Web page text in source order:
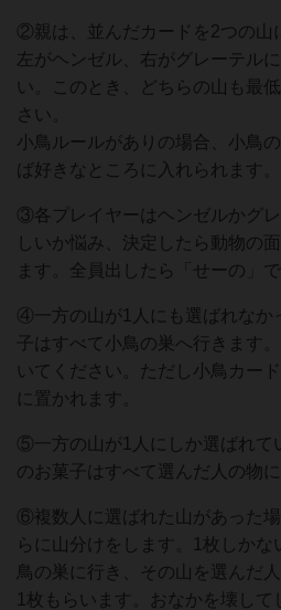
②親は、並んだカードを2つの山
左がヘンゼル、右がグレーテル
い。このとき、どちらの山も最
さい。
小鳥ルールがありの場合、小鳥
ば好きなところに入れられます。
③各プレイヤーはヘンゼルかグ
しいか悩み、決定したら動物の
ます。全員出したら「せーの」
④一方の山が1人にも選ばれなか
子はすべて小鳥の巣へ行きます
いてください。ただし小鳥カー
に置かれます。
⑤一方の山が1人にしか選ばれて
のお菓子はすべて選んだ人の物に
⑥複数人に選ばれた山があった
らに山分けをします。1枚しか
鳥の巣に行き、その山を選んだ
1枚もらいます。おなかを壊して